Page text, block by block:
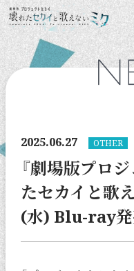
2025.06.27 OTHER
『劇場版プロ
たセカイと歌
(水) Blu-ray発